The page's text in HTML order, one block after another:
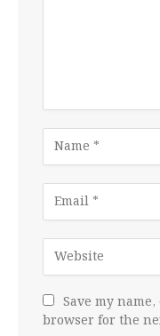
Save my
browser for the